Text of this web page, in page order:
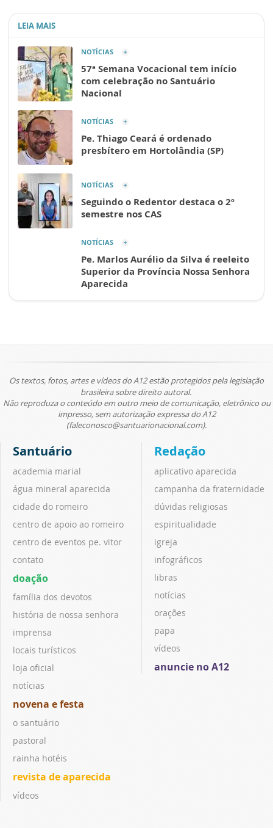
LEIA MAIS
NOTÍCIAS
57ª Semana Vocacional tem início
com celebração no Santuário
Nacional
NOTÍCIAS
Pe. Thiago Ceará é ordenado
presbítero em Hortolândia (SP)
NOTÍCIAS
Seguindo o Redentor destaca o 2º
semestre nos CAS
NOTÍCIAS
Pe. Marlos Aurélio da Silva é reeleito
Superior da Província Nossa Senhora
Aparecida
Os textos, fotos, artes e vídeos do A12 estão protegidos pela legislação
brasileira sobre direito autoral.
Não reproduza o conteúdo em outro meio de comunicação, eletrônico ou
impresso, sem autorização expressa do A12
(faleconosco@santuarionacional.com).
Santuário
academia marial
água mineral aparecida
cidade do romeiro
centro de apoio ao romeiro
centro de eventos pe. vitor
contato
doação
família dos devotos
história de nossa senhora
imprensa
locais turísticos
loja oficial
notícias
novena e festa
o santuário
pastoral
rainha hotéis
revista de aparecida
vídeos
Redação
aplicativo aparecida
campanha da fraternidade
dúvidas religiosas
espiritualidade
igreja
infográficos
libras
notícias
orações
papa
vídeos
anuncie no A12